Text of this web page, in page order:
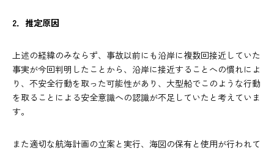
2．推定原因
上述の経緯のみならず、事故以前にも沿岸に複数回接近していた
事実が今回判明したことから、沿岸に接近することへの慣れによ
り、不安全行動を取った可能性があり、大型船でこのような行動
を取ることによる安全意識への認識が不足していたと考えていま
す。
また適切な航海計画の立案と実行、海図の保有と使用が行われて